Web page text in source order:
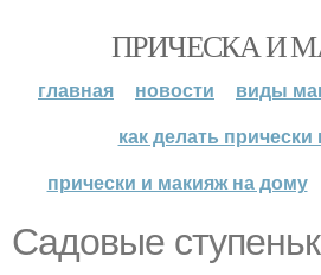
ПРИЧЕСКА И
главная новости
виды
как делать
прически и макияж на дому
Садовые